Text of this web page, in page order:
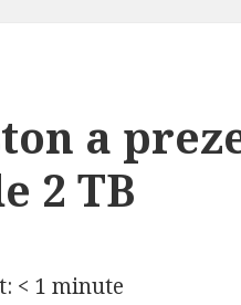
a
2 TB
< 1 minute